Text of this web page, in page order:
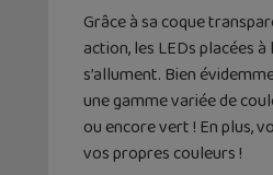
Grâce à sa coque
action, les LEDs placées à
s’allument. Bien
une gamme variée de
ou encore vert ! En plus,
vos propres couleurs !